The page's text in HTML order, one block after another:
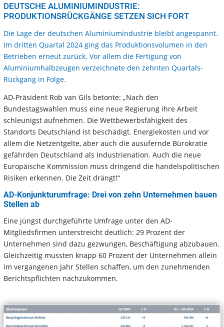
DEUTSCHE ALUMINIUMINDUSTRIE:
PRODUKTIONSRÜCKGÄNGE SETZEN SICH FORT
Die Lage der deutschen Aluminiumindustrie bleibt angespannt.
Im dritten Quartal 2024 ging das Produktionsvolumen in den
Betrieben erneut zurück. Vor allem die Fertigung von
Aluminiumhalbzeugen verzeichnete den zehnten Quartals-
Rückgang in Folge.
AD-Präsident Rob van Gils betonte: „Nach den
Bundestagswahlen muss eine neue Regierung ihre Arbeit
schleunigst aufnehmen. Die Wettbewerbsfähigkeit des
Standorts Deutschland ist beschädigt. Energiekosten und vor
allem die Netzentgelte, aber auch die ausufernde Bürokratie
gefährden Deutschland als Industrienation. Auch die neue
Europäische Kommission muss dringend die handelspolitischen
Risiken erkennen. Die Zeit drängt!“
AD-Konjunkturumfrage: Drei von zehn Unternehmen bauen
Stellen ab
Eine jüngst durchgeführte Umfrage unter den AD-
Mitgliedsfirmen unterstreicht deutlich: 29 Prozent der
Unternehmen sind dazu gezwungen, Beschäftigung abzubauen.
Gleichzeitig mussten knapp 60 Prozent der Unternehmen allein
im vergangenen Jahr Stellen schaffen, um den zunehmenden
Berichtspflichten nachzukommen.